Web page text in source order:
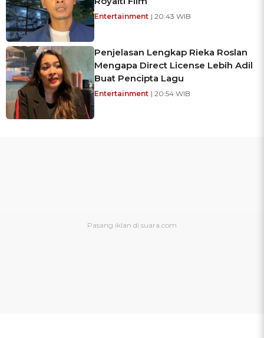
Entertainment | 20:43 WIB
Penjelasan Lengkap Rieka Roslan
Mengapa Direct License Lebih Adil
Buat Pencipta Lagu
Entertainment | 20:54 WIB